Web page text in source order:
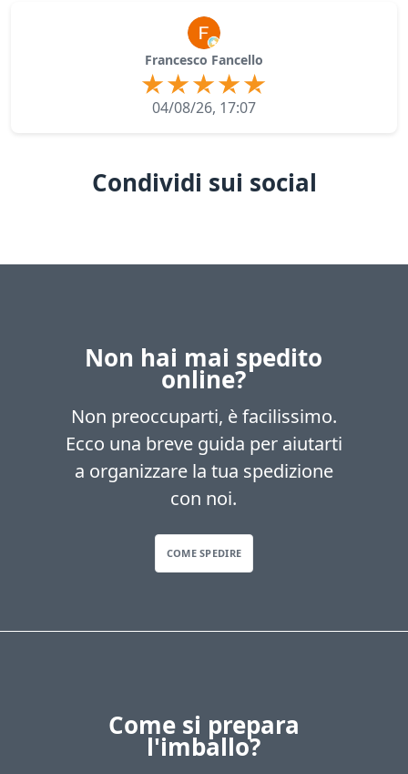
Francesco Fancello
04/08/26, 17:07
Condividi sui social
Non hai mai spedito
online?
Non preoccuparti, è facilissimo.
Ecco una breve guida per aiutarti
a organizzare la tua spedizione
con noi.
COME SPEDIRE
Come si prepara
l'imballo?